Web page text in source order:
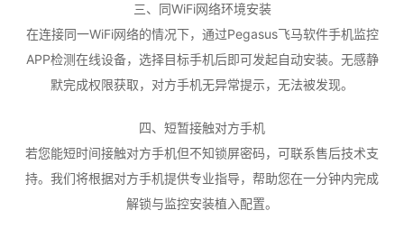
三、同WiFi网络环境安装
在连接同一WiFi网络的情况下，通过Pegasus飞马软件手机监控
APP检测在线设备，选择目标手机后即可发起自动安装。无感静
默完成权限获取，对方手机无异常提示，无法被发现。
四、短暂接触对方手机
若您能短时间接触对方手机但不知锁屏密码，可联系售后技术支
持。我们将根据对方手机提供专业指导，帮助您在一分钟内完成
解锁与监控安装植入配置。